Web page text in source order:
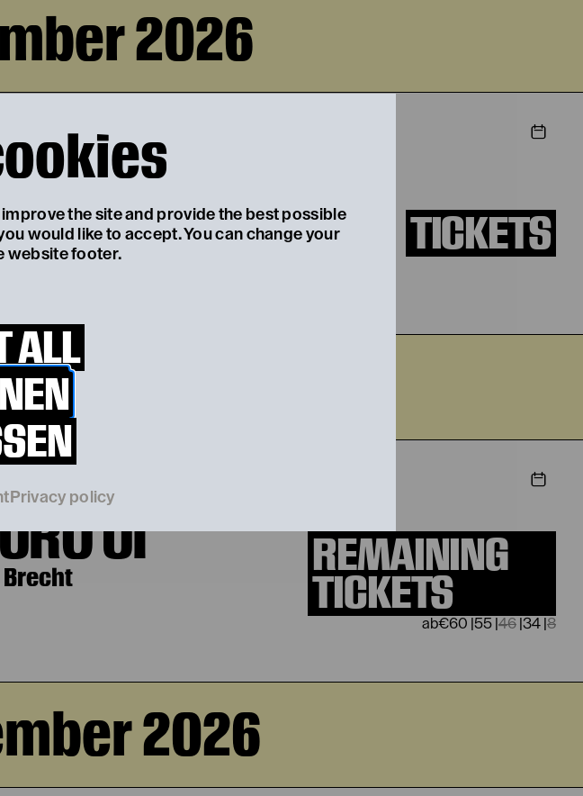
the site and provide the best possible
would like to accept. You can change your
website footer.
ALL
Privacy policy
2026
AUFSTIEG
UI
TICKETS
2026
AUFSTIEG
UI REMAINING
TICKETS
€60 55 46 34 8
2026